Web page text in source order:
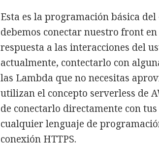
Esta es la programación básica del
debemos conectar nuestro front
respuesta a las interacciones del
actualmente, contectarlo con
las Lambda que no necesitas
utilizan el concepto serverless de
de conectarlo directamente con
cualquier lenguaje de
conexión HTTPS.